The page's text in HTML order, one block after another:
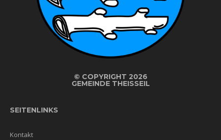
© COPYRIGHT 2026
GEMEINDE THEISSEIL
SEITENLINKS
Kontakt